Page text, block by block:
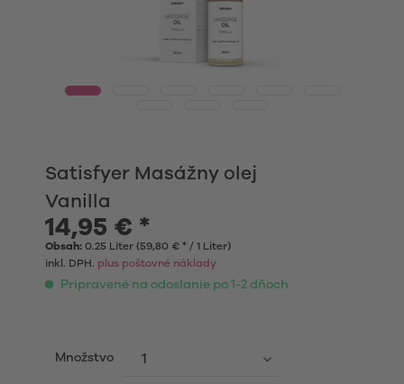
Satisfyer Masážny olej
Vanilla
14,95 € *
Obsah: 0.25 Liter (59,80 € * / 1 Liter)
inkl. DPH. plus poštovné náklady
Pripravené na odoslanie po 1-2 dňoch
Množstvo